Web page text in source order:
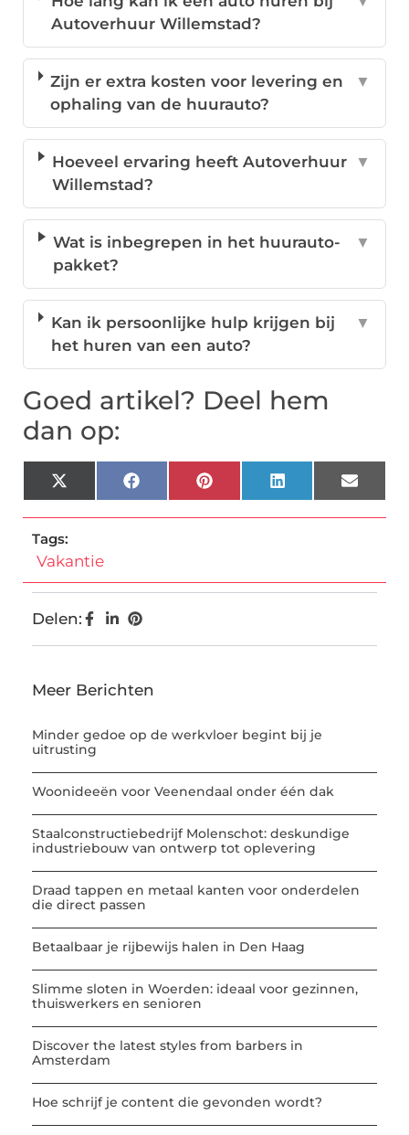
Autoverhuur Willemstad?
Zijn er extra kosten voor levering en
ophaling van de huurauto?
▼
Hoeveel ervaring heeft Autoverhuur
Willemstad?
▼
Wat is inbegrepen in het huurauto-
pakket?
▼
Kan ik persoonlijke hulp krijgen bij
het huren van een auto?
▼
Goed artikel? Deel hem
dan op:
X
(Twitter)
FacebookPinterestLinkedInEmail
Tags:
Vakantie
Delen:
Meer Berichten
Minder gedoe op de werkvloer begint bij je
uitrusting
Woonideeën voor Veenendaal onder één dak
Staalconstructiebedrijf Molenschot: deskundige
industriebouw van ontwerp tot oplevering
Draad tappen en metaal kanten voor onderdelen
die direct passen
Betaalbaar je rijbewijs halen in Den Haag
Slimme sloten in Woerden: ideaal voor gezinnen,
thuiswerkers en senioren
Discover the latest styles from barbers in
Amsterdam
Hoe schrijf je content die gevonden wordt?